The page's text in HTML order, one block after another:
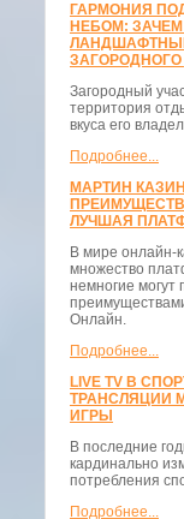
ГАРМОНИЯ
НЕБОМ:
Загородный
территория
вкуса его
Подробнее...
МАРТИН
ЛУЧШАЯ
В мире онлайн-
множество
немногие могут
Онлайн.
Подробнее...
LIVE TV В
ТРАНСЛЯЦИИ
ИГРЫ
В последние
кардинально
потребления
Подробнее...